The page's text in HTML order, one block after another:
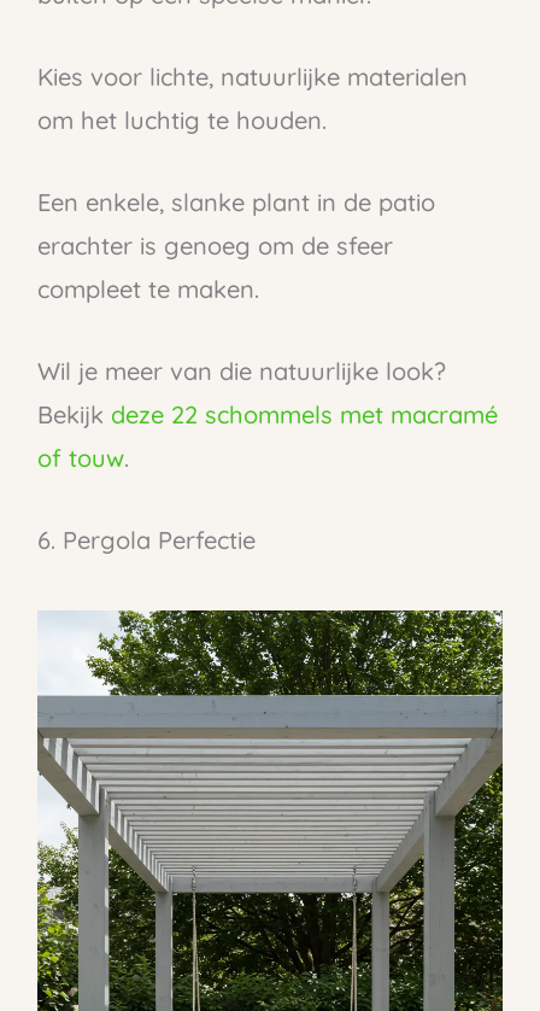
Kies voor lichte, natuurlijke materialen
om het luchtig te houden.
Een enkele, slanke plant in de patio
erachter is genoeg om de sfeer
compleet te maken.
Wil je meer van die natuurlijke look?
Bekijk deze 22 schommels met macramé
of touw.
6. Pergola Perfectie